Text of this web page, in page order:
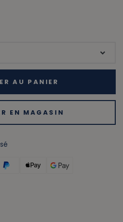
AU PANIER
EN MAGASIN